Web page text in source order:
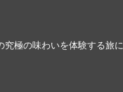
極の味わいを体験する旅に